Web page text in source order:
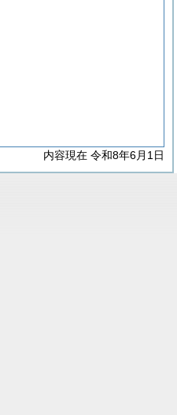
内容現在 令和8年6月1日